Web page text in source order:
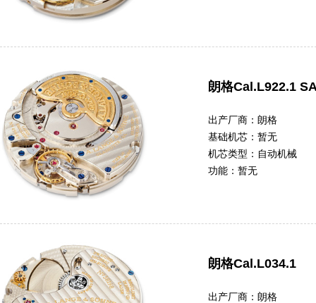
朗格Cal.L922.1
出产厂商： 朗格
基础机芯： 暂无
机芯类型： 自动机械
功能： 暂无
朗格Cal.L034.1
出产厂商： 朗格